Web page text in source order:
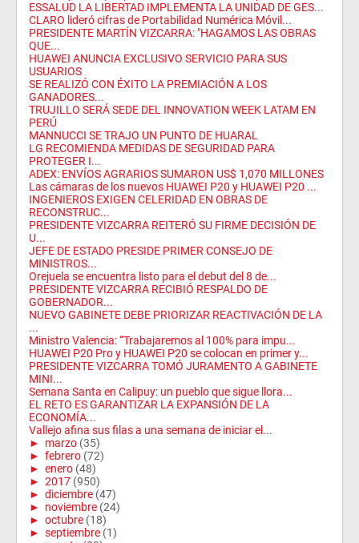
ESSALUD LA LIBERTAD IMPLEMENTA LA UNIDAD DE GES...
CLARO lideró cifras de Portabilidad Numérica Móvil...
PRESIDENTE MARTÍN VIZCARRA: "HAGAMOS LAS OBRAS
QUE...
HUAWEI ANUNCIA EXCLUSIVO SERVICIO PARA SUS
USUARIOS
SE REALIZÓ CON ÉXITO LA PREMIACIÓN A LOS
GANADORES...
TRUJILLO SERÁ SEDE DEL INNOVATION WEEK LATAM EN
PERÚ
MANNUCCI SE TRAJO UN PUNTO DE HUARAL
LG RECOMIENDA MEDIDAS DE SEGURIDAD PARA
PROTEGER I...
ADEX: ENVÍOS AGRARIOS SUMARON US$ 1,070 MILLONES
Las cámaras de los nuevos HUAWEI P20 y HUAWEI P20 ...
INGENIEROS EXIGEN CELERIDAD EN OBRAS DE
RECONSTRUC...
PRESIDENTE VIZCARRA REITERÓ SU FIRME DECISIÓN DE
U...
JEFE DE ESTADO PRESIDE PRIMER CONSEJO DE
MINISTROS...
Orejuela se encuentra listo para el debut del 8 de...
PRESIDENTE VIZCARRA RECIBIÓ RESPALDO DE
GOBERNADOR...
NUEVO GABINETE DEBE PRIORIZAR REACTIVACIÓN DE LA
...
Ministro Valencia: “Trabajaremos al 100% para impu...
HUAWEI P20 Pro y HUAWEI P20 se colocan en primer y...
PRESIDENTE VIZCARRA TOMÓ JURAMENTO A GABINETE
MINI...
Semana Santa en Calipuy: un pueblo que sigue llora...
EL RETO ES GARANTIZAR LA EXPANSIÓN DE LA
ECONOMÍA...
Vallejo afina sus filas a una semana de iniciar el...
► marzo (35)
► febrero (72)
► enero (48)
► 2017 (950)
► diciembre (47)
► noviembre (24)
► octubre (18)
► septiembre (1)